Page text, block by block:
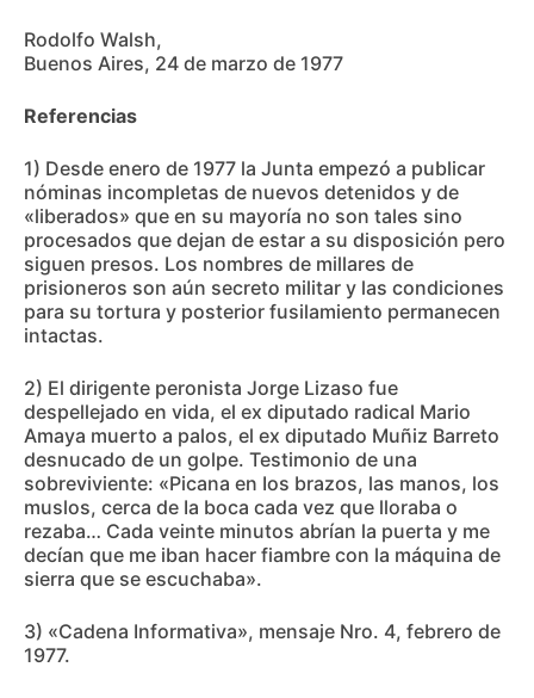
Rodolfo Walsh,
Buenos Aires, 24 de marzo de 1977
Referencias
1) Desde enero de 1977 la Junta empezó a publicar
nóminas incompletas de nuevos detenidos y de
«liberados» que en su mayoría no son tales sino
procesados que dejan de estar a su disposición pero
siguen presos. Los nombres de millares de
prisioneros son aún secreto militar y las condiciones
para su tortura y posterior fusilamiento permanecen
intactas.
2) El dirigente peronista Jorge Lizaso fue
despellejado en vida, el ex diputado radical Mario
Amaya muerto a palos, el ex diputado Muñiz Barreto
desnucado de un golpe. Testimonio de una
sobreviviente: «Picana en Ios brazos, las manos, los
muslos, cerca de Ia boca cada vez que lloraba o
rezaba… Cada veinte minutos abrían la puerta y me
decían que me iban hacer fiambre con la máquina de
sierra que se escuchaba».
3) «Cadena Informativa», mensaje Nro. 4, febrero de
1977.